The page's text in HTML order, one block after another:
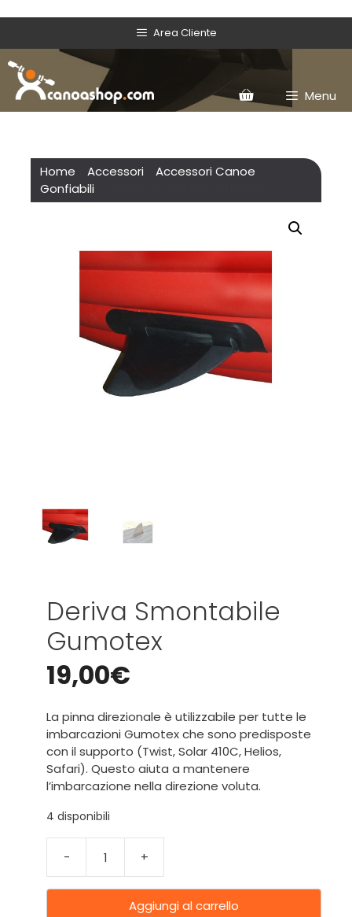
Area Cliente
Menu
Home Accessori
Accessori Canoe
Gonfiabili
Deriva Smontabile
Gumotex
19,00€
La pinna direzionale è utilizzabile per tutte le
imbarcazioni Gumotex che sono predisposte
con il supporto (Twist, Solar 410C, Helios,
Safari). Questo aiuta a mantenere
l’imbarcazione nella direzione voluta.
4 disponibili
- +
Aggiungi al carrello